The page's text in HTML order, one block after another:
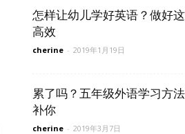
怎样让幼儿学好英语？做好
高效
cherine - 2019年1月19日
累了吗？五年级外语学习方
补你
cherine - 2019年3月7日